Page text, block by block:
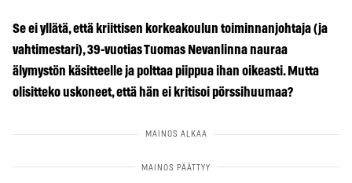
Se ei yllätä, että kriittisen korkeakoulun toiminnanjohtaja (ja
vahtimestari), 39-vuotias Tuomas Nevanlinna nauraa
älymystön käsitteelle ja polttaa piippua ihan oikeasti. Mutta
olisitteko uskoneet, että hän ei kritisoi pörssihuumaa?